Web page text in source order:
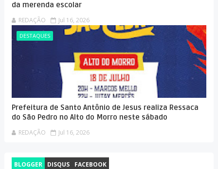
da merenda escolar
REDAÇÃO Jul 16, 2026
DESTAQUES
Prefeitura de Santo Antônio de Jesus realiza Ressaca
do São Pedro no Alto do Morro neste sábado
REDAÇÃO Jul 16, 2026
BLOGGER DISQUS FACEBOOK